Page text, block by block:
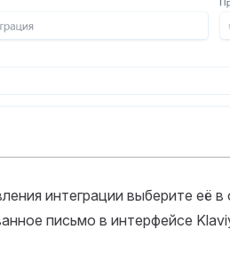
интеграции выберите её
письмо в интерфейсе